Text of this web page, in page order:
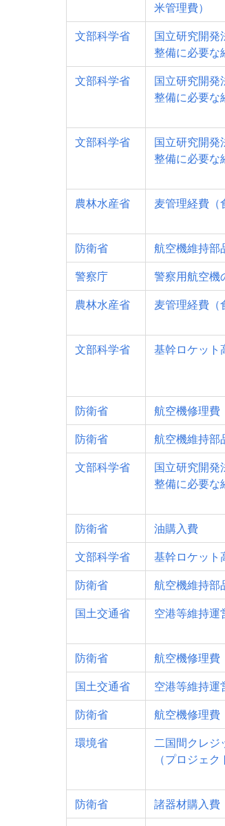
米管理費）
文部科学省
国立研究開発
整備に必要な
文部科学省
国立研究開発
整備に必要な
文部科学省
国立研究開発
整備に必要な
農林水産省 麦管理経費（
防衛省 航空機維持部
警察庁 警察用航空機
農林水産省 麦管理経費（
文部科学省 基幹ロケット
防衛省 航空機修理費
防衛省 航空機維持部
文部科学省
国立研究開発
整備に必要な
防衛省 油購入費
文部科学省 基幹ロケット
防衛省 航空機維持部
国土交通省 空港等維持運
防衛省 航空機修理費
国土交通省 空港等維持運
防衛省 航空機修理費
環境省
二国間クレジ
（プロジェク
防衛省 諸器材購入費